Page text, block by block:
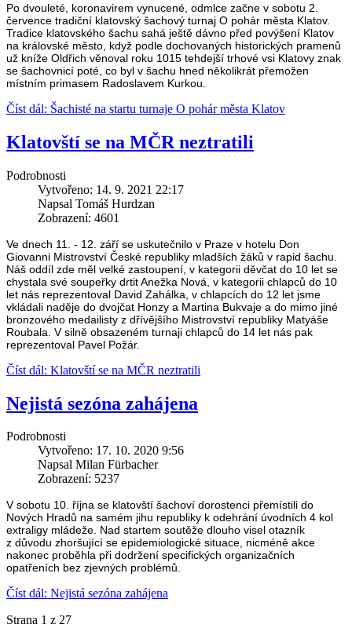
Po dvouleté, koronavirem vynucené, odmlce začne v sobotu 2.
července tradiční klatovský šachový turnaj O pohár města Klatov.
Tradice klatovského šachu sahá ještě dávno před povýšení Klatov
na královské město, když podle dochovaných historických pramenů
už kníže Oldřich věnoval roku 1015 tehdejší trhové vsi Klatovy znak
se šachovnicí poté, co byl v šachu hned několikrát přemožen
místním primasem Radoslavem Kurkou.
Číst dál: Šachisté na startu turnaje O pohár města Klatov
Klatovští se na MČR neztratili
Podrobnosti
Vytvořeno: 14. 9. 2021 22:17
Napsal Tomáš Hurdzan
Zobrazení: 4601
Ve dnech 11. - 12. září se uskutečnilo v Praze v hotelu Don
Giovanni Mistrovství České republiky mladších žáků v rapid šachu.
Náš oddíl zde měl velké zastoupení, v kategorii děvčat do 10 let se
chystala své soupeřky drtit Anežka Nová, v kategorii chlapců do 10
let nás reprezentoval David Zahálka, v chlapcích do 12 let jsme
vkládali naděje do dvojčat Honzy a Martina Bukvaje a do mimo jiné
bronzového medailisty z dřívějšího Mistrovství republiky Matyáše
Roubala. V silně obsazeném turnaji chlapců do 14 let nás pak
reprezentoval Pavel Požár.
Číst dál: Klatovští se na MČR neztratili
Nejistá sezóna zahájena
Podrobnosti
Vytvořeno: 17. 10. 2020 9:56
Napsal Milan Fürbacher
Zobrazení: 5237
V sobotu 10. října se klatovští šachoví dorostenci přemístili do
Nových Hradů na samém jihu republiky k odehrání úvodních 4 kol
extraligy mládeže. Nad startem soutěže dlouho visel otazník
z důvodu zhoršující se epidemiologické situace, nicméně akce
nakonec proběhla při dodržení specifických organizačních
opatřeních bez zjevných problémů.
Číst dál: Nejistá sezóna zahájena
Strana 1 z 27